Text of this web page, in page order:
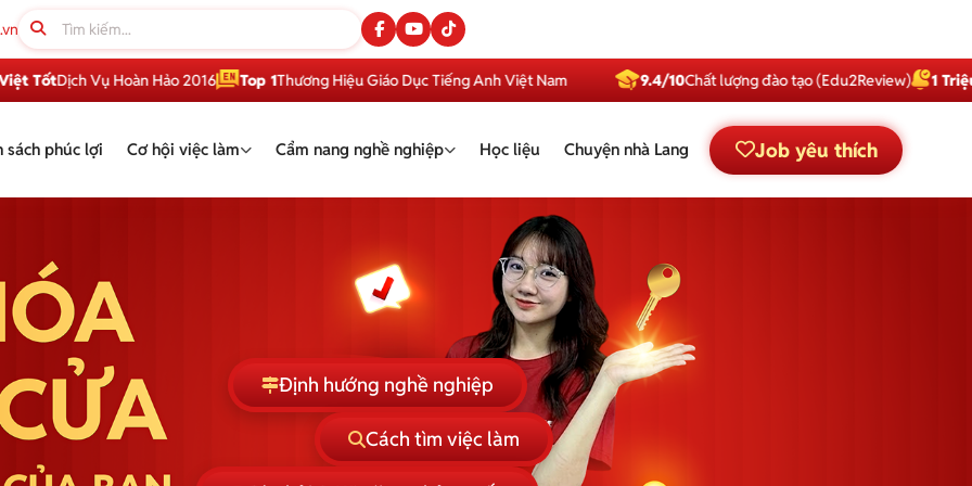
Vụ Hoàn Hảo 2016 Top 1Thương Hiệu Giáo Dục Tiếng Anh Việt Nam 9.4/10Chất lượng đào tạo (Edu2Review) 1 Triệu
sách phúc lợi Cơ hội việc làm Cẩm nang nghề nghiệp Học liệu Chuyện nhà Lang Job yêu thích
Định hướng nghề nghiệp
Cách tìm việc làm